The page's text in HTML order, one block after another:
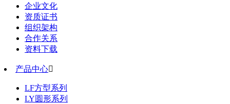
企业文化
资质证书
组织架构
合作关系
资料下载
产品中心
LF方型系列
LY圆形系列